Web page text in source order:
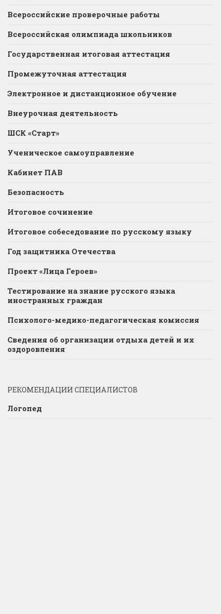
Всероссийские проверочные работы
Всероссийская олимпиада школьников
Государственная итоговая аттестация
Промежуточная аттестация
Электронное и дистанционное обучение
Внеурочная деятельность
ШСК «Старт»
Ученическое самоуправление
Кабинет ПАВ
Безопасность
Итоговое сочинение
Итоговое собеседование по русскому языку
Год защитника Отечества
Проект «Лица Героев»
Тестирование на знание русского языка
иностранных граждан
Психолого-медико-педагогическая комиссия
Сведения об организации отдыха детей и их
оздоровления
РЕКОМЕНДАЦИИ СПЕЦИАЛИСТОВ
Логопед